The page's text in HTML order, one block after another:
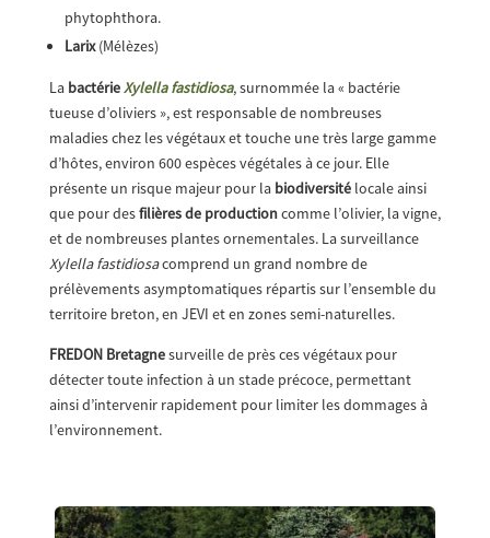
phytophthora.
Larix(Mélèzes)
La bactérieXylella fastidiosa, surnommée la « bactérie
tueuse d’oliviers », est responsable de nombreuses
maladies chez les végétaux et touche une très large gamme
d’hôtes, environ 600 espèces végétales à ce jour. Elle
présente un risque majeur pour la biodiversitélocale ainsi
que pour desfilières de productioncomme l’olivier, la vigne,
et de nombreuses plantes ornementales. La surveillance
Xylella fastidiosacomprend un grand nombre de
prélèvements asymptomatiques répartis sur l’ensemble du
territoire breton, en JEVI et en zones semi-naturelles.
FREDON Bretagnesurveille de près ces végétaux pour
détecter toute infection à un stade précoce, permettant
ainsi d’intervenir rapidement pour limiter les dommages à
l’environnement.